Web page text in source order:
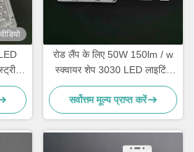
वीडियो
रोड लैंप के लिए 50W 150lm / w
स्क्वायर शेप 3030 LED लाइटिंग
रेट्रोफिट किट 64 LED
सर्वोत्तम मूल्य प्राप्त करें